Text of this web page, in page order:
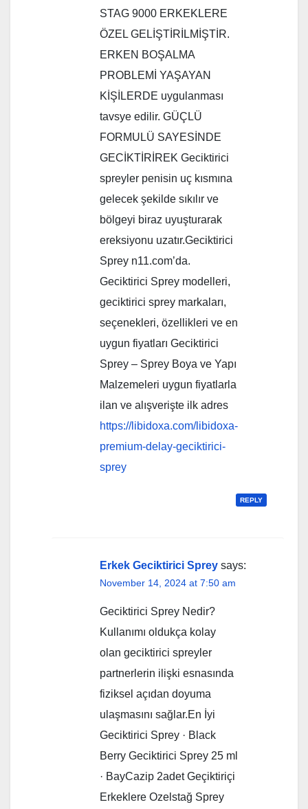
STAG 9000 ERKEKLERE
ÖZEL GELİŞTİRİLMİŞTİR.
ERKEN BOŞALMA
PROBLEMİ YAŞAYAN
KİŞİLERDE uygulanması
tavsye edilir. GÜÇLÜ
FORMULÜ SAYESİNDE
GECİKTİRİREK Geciktirici
spreyler penisin uç kısmına
gelecek şekilde sıkılır ve
bölgeyi biraz uyuşturarak
ereksiyonu uzatır.Geciktirici
Sprey n11.com’da.
Geciktirici Sprey modelleri,
geciktirici sprey markaları,
seçenekleri, özellikleri ve en
uygun fiyatları Geciktirici
Sprey – Sprey Boya ve Yapı
Malzemeleri uygun fiyatlarla
ilan ve alışverişte ilk adres
https://libidoxa.com/libidoxa-
premium-delay-geciktirici-
sprey
REPLY
Erkek Geciktirici Sprey says:
November 14, 2024 at 7:50 am
Geciktirici Sprey Nedir?
Kullanımı oldukça kolay
olan geciktirici spreyler
partnerlerin ilişki esnasında
fiziksel açıdan doyuma
ulaşmasını sağlar.En İyi
Geciktirici Sprey · Black
Berry Geciktirici Sprey 25 ml
· BayCazip 2adet Geçiktiriçi
Erkeklere Ozelstağ Sprey